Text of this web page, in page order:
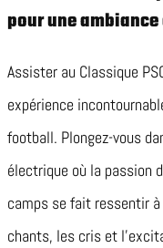
pour une
Assister au Classique
expérience
football. Plongez-vous
électrique où la passion
camps se fait ressentir
chants, les cris et